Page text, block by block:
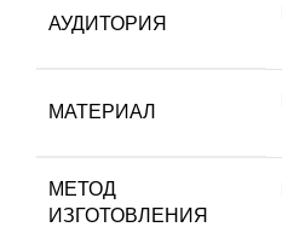
АУДИТОРИЯ
МАТЕРИАЛ
МЕТОД
ИЗГОТОВЛЕНИЯ